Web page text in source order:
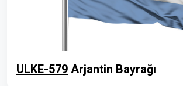
ULKE-579 Arjantin Bayrağı